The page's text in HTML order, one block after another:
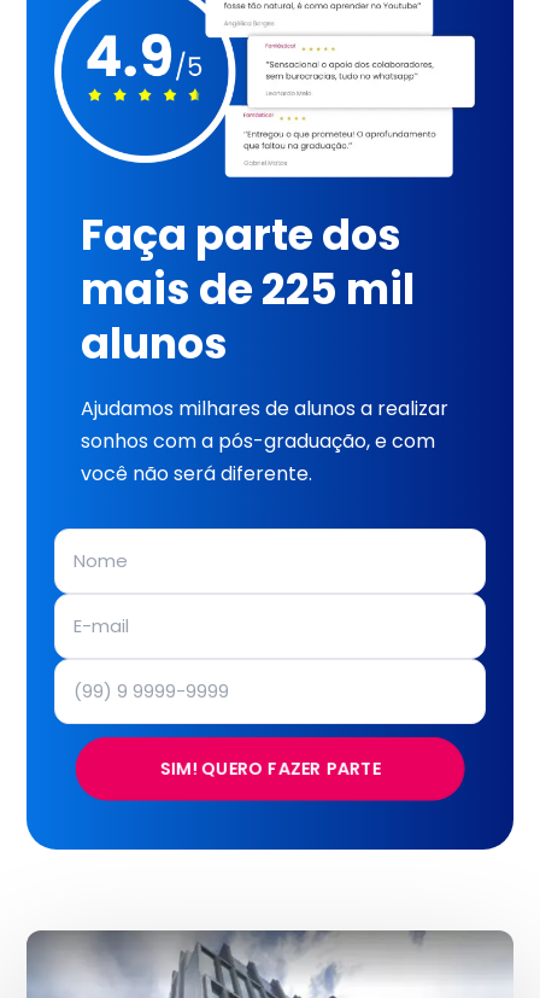
Faça parte dos
mais de 225 mil
alunos
Ajudamos milhares de alunos a realizar
sonhos com a pós-graduação, e com
você não será diferente.
SIM! QUERO FAZER PARTE